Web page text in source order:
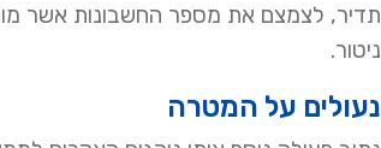
ניטור.
נעולים על המטרה